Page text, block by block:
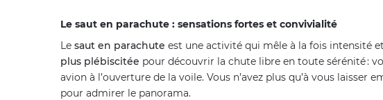
Le saut en parachute : sensations fortes et convivialité
Le saut en parachute est une activité qui mêle à la fois intensité
plus plébiscitée pour découvrir la chute libre en toute sérénité :
avion à l’ouverture de la voile. Vous n’avez plus qu’à vous
pour admirer le panorama.